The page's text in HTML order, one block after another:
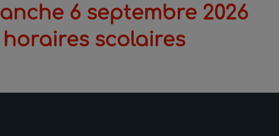
6 septembre 2026
scolaires